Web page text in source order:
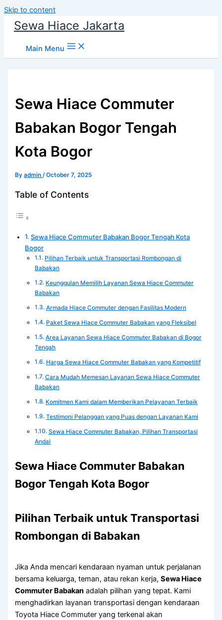
Skip to content
Sewa Hiace Jakarta
Main Menu
Sewa Hiace Commuter
Babakan Bogor Tengah
Kota Bogor
Byadmin/October 7, 2025
Table of Contents
Sewa Hiace Commuter Babakan Bogor Tengah Kota
Bogor
Pilihan Terbaik untuk Transportasi Rombongan di
Babakan
Keunggulan Memilih Layanan Sewa Hiace Commuter
Babakan
Armada Hiace Commuter dengan Fasilitas Modern
Paket Sewa Hiace Commuter Babakan yang Fleksibel
Area Layanan Sewa Hiace Commuter Babakan di Bogor
Tengah
Harga Sewa Hiace Commuter Babakan yang Kompetitif
Cara Mudah Memesan Layanan Sewa Hiace Commuter
Babakan
Komitmen Kami dalam Memberikan Pelayanan Terbaik
Testimoni Pelanggan yang Puas dengan Layanan Kami
Sewa Hiace Commuter Babakan, Pilihan Transportasi
Andal
Sewa Hiace Commuter Babakan
Bogor Tengah Kota Bogor
Pilihan Terbaik untuk Transportasi
Rombongan di Babakan
Jika Anda mencari kendaraan nyaman untuk perjalanan
bersama keluarga, teman, atau rekan kerja,Sewa Hiace
Commuter Babakan adalah pilihan yang tepat. Kami
menghadirkan layanan transportasi dengan kendaraan
Toyota Hiace Commuter yang terkenal akan